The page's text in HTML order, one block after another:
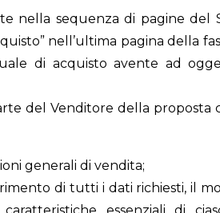
nella sequenza di pagine del
nell’ultima pagina della
di acquisto avente ad
del Venditore della proposta
generali di vendita;
di tutti i dati richiesti, il
essenziali di